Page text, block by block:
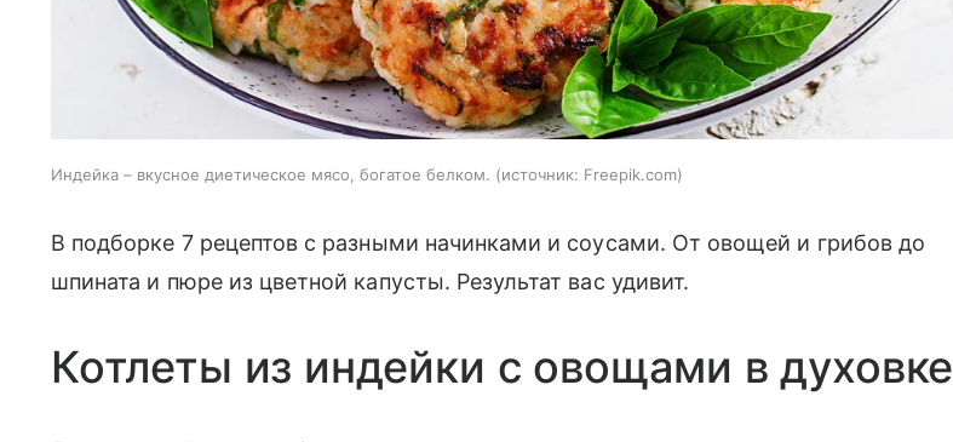
Индейка – вкусное диетическое мясо, богатое белком. источник: Freepik.com
В подборке 7 рецептов с разными начинками и соусами. От овощей и грибов до
шпината и пюре из цветной капусты. Результат вас удивит.
Котлеты из индейки с овощами в духовке